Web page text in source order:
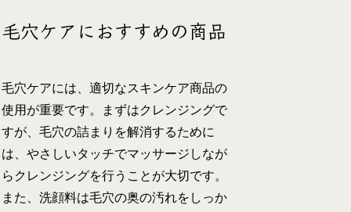
毛穴ケアにおすすめの商品
毛穴ケアには、適切なスキンケア商品の
使用が重要です。まずはクレンジングで
すが、毛穴の詰まりを解消するために
は、やさしいタッチでマッサージしなが
らクレンジングを行うことが大切です。
また、洗顔料は毛穴の奥の汚れをしっか